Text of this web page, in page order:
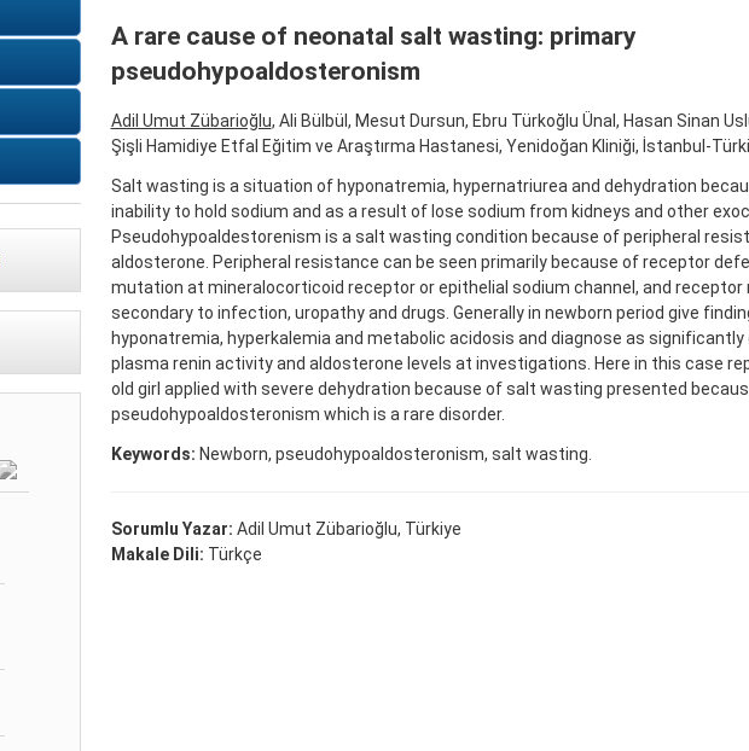
A rare cause of neonatal salt wasting: primary
pseudohypoaldosteronism
Adil Umut Zübarioğlu, Ali Bülbül, Mesut Dursun, Ebru Türkoğlu Ünal, Hasan Sinan
Şişli Hamidiye Etfal Eğitim ve Araştırma Hastanesi, Yenidoğan Kliniği, İstanbul-
Salt wasting is a situation of hyponatremia, hypernatriurea and dehydration
inability to hold sodium and as a result of lose sodium from kidneys and other
Pseudohypoaldestorenism is a salt wasting condition because of peripheral
aldosterone. Peripheral resistance can be seen primarily because of receptor
mutation at mineralocorticoid receptor or epithelial sodium channel, and receptor
secondary to infection, uropathy and drugs. Generally in newborn period give
hyponatremia, hyperkalemia and metabolic acidosis and diagnose as significantly
plasma renin activity and aldosterone levels at investigations. Here in this case
old girl applied with severe dehydration because of salt wasting presented
pseudohypoaldosteronism which is a rare disorder.
Keywords: Newborn, pseudohypoaldosteronism, salt wasting.
Sorumlu Yazar: Adil Umut Zübarioğlu, Türkiye
Makale Dili: Türkçe